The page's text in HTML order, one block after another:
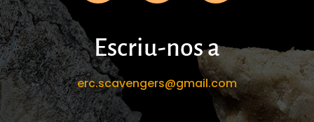
Escriu-nos a
erc.scavengers@gmail.com